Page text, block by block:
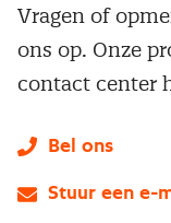
Vragen of
ons op. Onze
contact center
Bel ons
Stuur een e-